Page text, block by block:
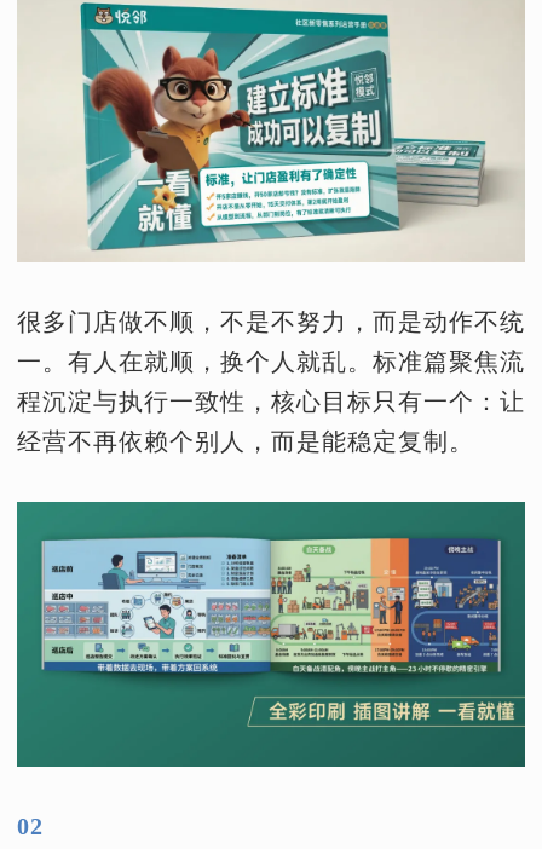
很多门店做不顺，不是不努力，而是动作不统
一。有人在就顺，换个人就乱。标准篇聚焦流
程沉淀与执行一致性，核心目标只有一个：让
经营不再依赖个别人，而是能稳定复制。
02